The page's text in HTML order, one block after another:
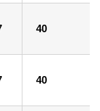
40
40